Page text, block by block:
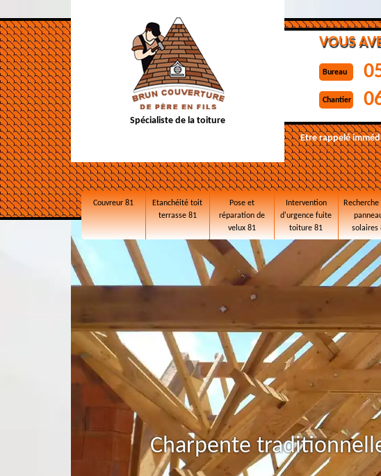
Spécialiste de la toiture
VOUS
Bureau
Chantier
Etre rappelé
Couvreur 81
Etanchéité toit
terrasse 81
Pose et
réparation de
velux 81
Intervention
d'urgence fuite
toiture 81
solaires
Charpente